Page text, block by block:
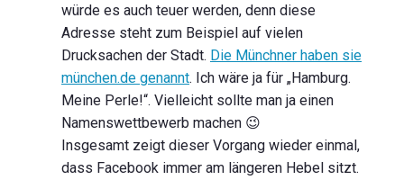
würde es auch teuer werden, denn diese
Adresse steht zum Beispiel auf vielen
Drucksachen der Stadt. Die Münchner haben sie
münchen.de genannt. Ich wäre ja für „Hamburg.
Meine Perle!“. Vielleicht sollte man ja einen
Namenswettbewerb machen 😉
Insgesamt zeigt dieser Vorgang wieder einmal,
dass Facebook immer am längeren Hebel sitzt.